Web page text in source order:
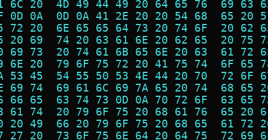
6C 20  4D 49 44 49 20 64 65 76  69
0D 0A  0D 0A 41 2E 20 20 54 68  65
72 20  6E 65 65 64 73 20 74 6F  20
20 69  74 20 63 61 6E 20 62 65  20
69 73  20 74 61 6B 65 6E 20 63  61
6E 20  79 6F 75 72 20 41 75 74  6F
53 45  54 55 50 53 4E 44 20 70  72
69 74  69 61 6C 69 7A 65 20 74  68
66 65  63 74 73 0D 0A 70 72 6F  63
61 74  20 79 6F 75 20 68 61 76  65
20 49  66 20 79 6F 75 20 68 65  61
27 20  73 6F 75 6E 64 20 64 75  72